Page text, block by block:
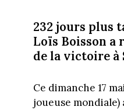
232 jours plus
Loïs Boisson a
de la victoire à
Ce dimanche 17
joueuse